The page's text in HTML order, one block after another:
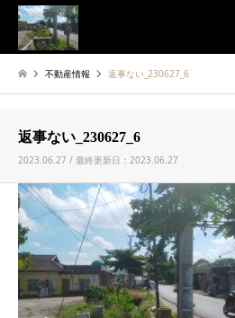
不動産情報 返事ない_230627_6
返事ない_230627_6
2023.06.27 / 最終更新日：2023.06.27